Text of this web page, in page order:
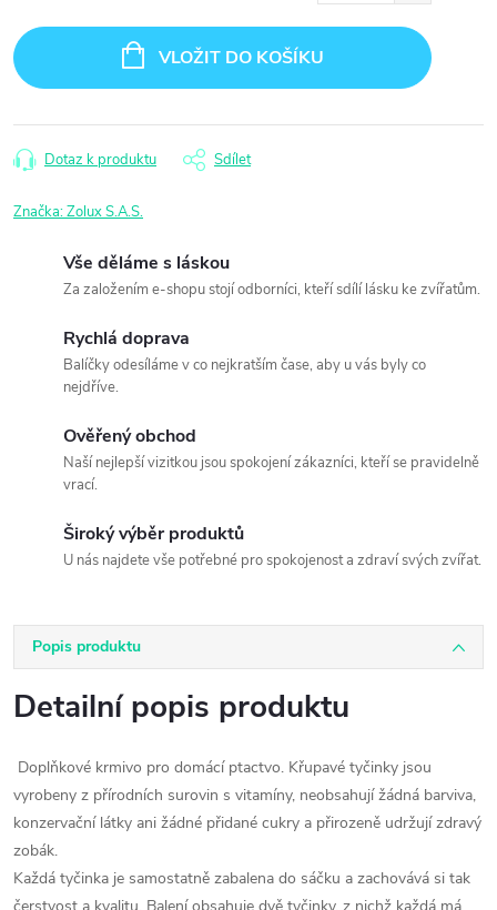
cena:
VLOŽIT DO KOŠÍKU
Dotaz k produktu Sdílet
Značka:Zolux S.A.S.
Vše děláme s láskou
Za založením e-shopu stojí odborníci, kteří sdílí lásku ke zvířatům.
Rychlá doprava
Balíčky odesíláme v co nejkratším čase, aby u vás byly co
nejdříve.
Ověřený obchod
Naší nejlepší vizitkou jsou spokojení zákazníci, kteří se pravidelně
vrací.
Široký výběr produktů
U nás najdete vše potřebné pro spokojenost a zdraví svých zvířat.
Popis produktu
Detailní popis produktu
Doplňkové krmivo pro domácí ptactvo. Křupavé tyčinky jsou
vyrobeny z přírodních surovin s vitamíny, neobsahují žádná barviva,
konzervační látky ani žádné přidané cukry a přirozeně udržují zdravý
zobák.
Každá tyčinka je samostatně zabalena do sáčku a zachovává si tak
čerstvost a kvalitu. Balení obsahuje dvě tyčinky, z nichž každá má